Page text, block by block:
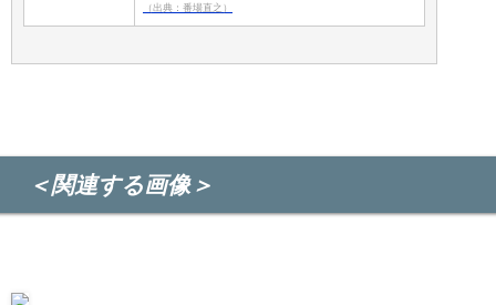
（出典：番場直之）
＜関連する画像＞